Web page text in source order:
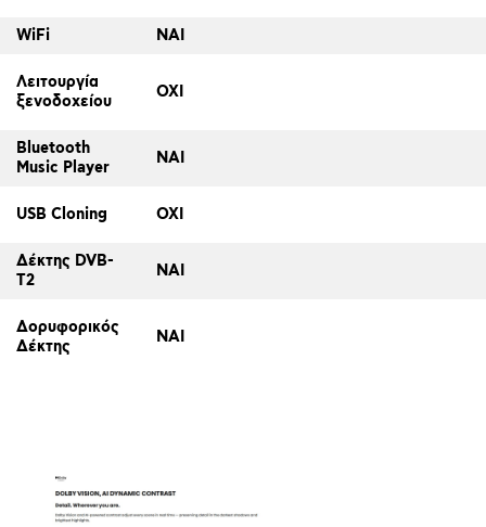
WiFi ΝΑΙ
Λειτουργία
ξενοδοχείου
ΟΧΙ
Bluetooth
Music Player
ΝΑΙ
USB Cloning ΟΧΙ
Δέκτης DVB-
T2
ΝΑΙ
Δορυφορικός
Δέκτης
ΝΑΙ